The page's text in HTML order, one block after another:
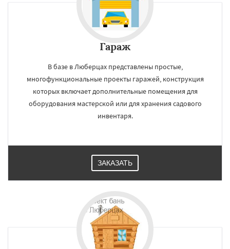
Гараж
В базе в Люберцах представлены простые,
многофункциональные проекты гаражей, конструкция
которых включает дополнительные помещения для
оборудования мастерской или для хранения садового
инвентаря.
ЗАКАЗАТЬ